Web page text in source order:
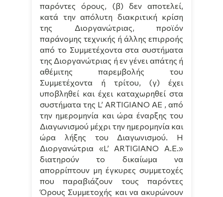
παρόντες όρους, (β) δεν αποτελεί,
κατά την απόλυτη διακριτική κρίση
της Διοργανώτριας, προϊόν
παράνομης τεχνικής ή άλλης επιρροής
από το Συμμετέχοντα στα συστήματα
της Διοργανώτριας ή εν γένει απάτης ή
αθέμιτης παρεμβολής του
Συμμετέχοντα ή τρίτου, (γ) έχει
υποβληθεί και έχει καταχωρηθεί στα
συστήματα της L’ ARTIGIANO AE , από
την ημερομηνία και ώρα έναρξης του
Διαγωνισμού μέχρι την ημερομηνία και
ώρα λήξης του Διαγωνισμού. Η
Διοργανώτρια «L’ ARTIGIANO A.E.»
διατηρούν το δικαίωμα να
απορρίπτουν μη έγκυρες συμμετοχές
που παραβιάζουν τους παρόντες
Όρους Συμμετοχής και να ακυρώνουν